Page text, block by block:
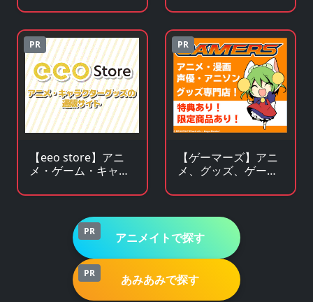
クターグッズの通販
サイト
ッズの通販サイト
PR
【eeo store】アニ
メ・ゲーム・キャラ
サイト
PR
【ゲーマーズ】アニ
メ、グッズ、ゲー
ア多数販売のチェー
PR アニメイトで探す
PR あみあみで探す